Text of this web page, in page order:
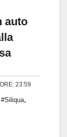
auto
23:59
#Siliqua,